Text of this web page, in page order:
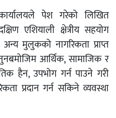
कार्यालयले पेश गरेको लिखित
एशियाली क्षेत्रीय सहयोग
मुलुकको नागरिकता प्राप्त
आर्थिक, सामाजिक र
हैन, उपभोग गर्न पाउने गरी
प्रदान गर्न सकिने व्यवस्था